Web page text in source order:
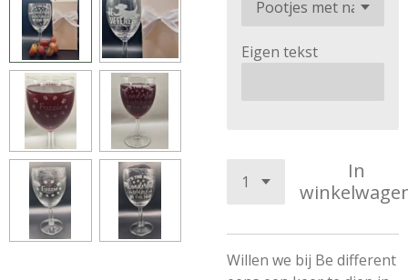
Eigen tekst
In
Willen we bij Be different